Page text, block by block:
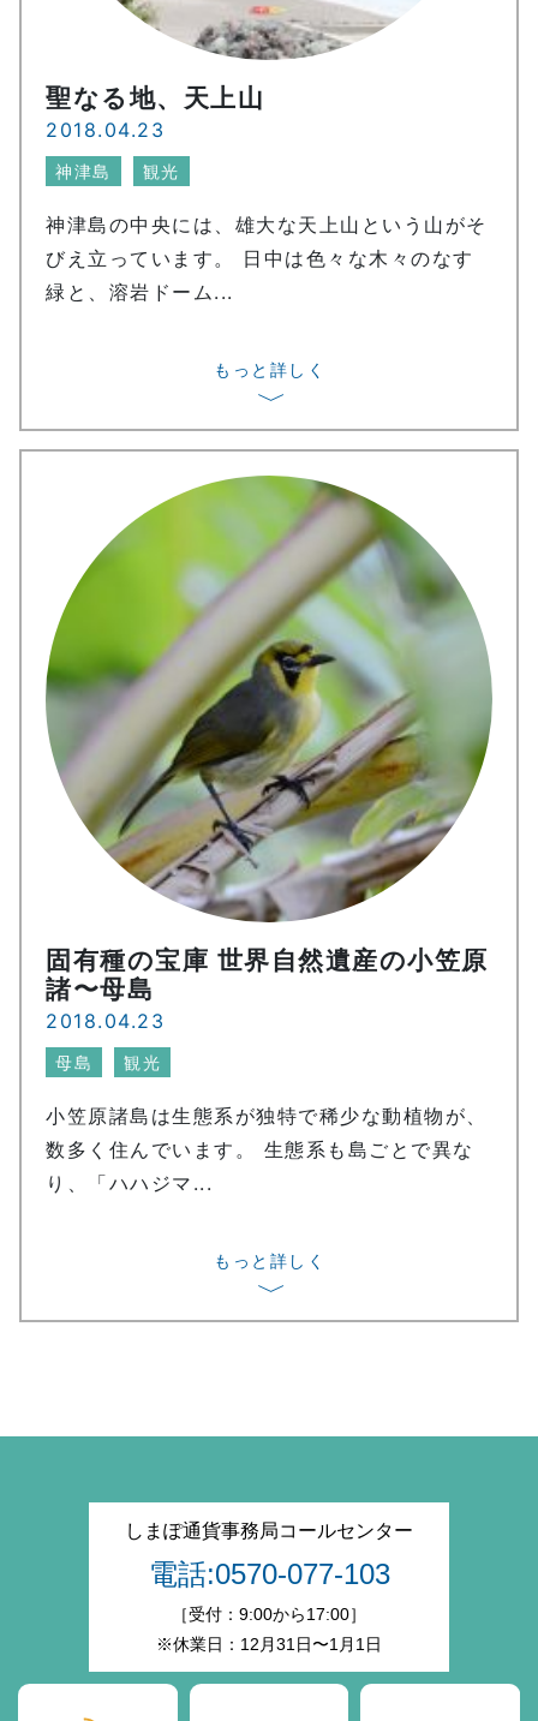
聖なる地、天上山
2018.04.23
神津島 観光
神津島の中央には、雄大な天上山という山がそ
びえ立っています。 日中は色々な木々のなす
緑と、溶岩ドーム...
もっと詳しく
〉
固有種の宝庫 世界自然遺産の小笠原
諸〜母島
2018.04.23
母島 観光
小笠原諸島は生態系が独特で稀少な動植物が、
数多く住んでいます。 生態系も島ごとで異な
り、「ハハジマ...
もっと詳しく
〉
しまぽ通貨事務局コールセンター
電話:0570-077-103
［受付：9:00から17:00］
※休業日：12月31日〜1月1日